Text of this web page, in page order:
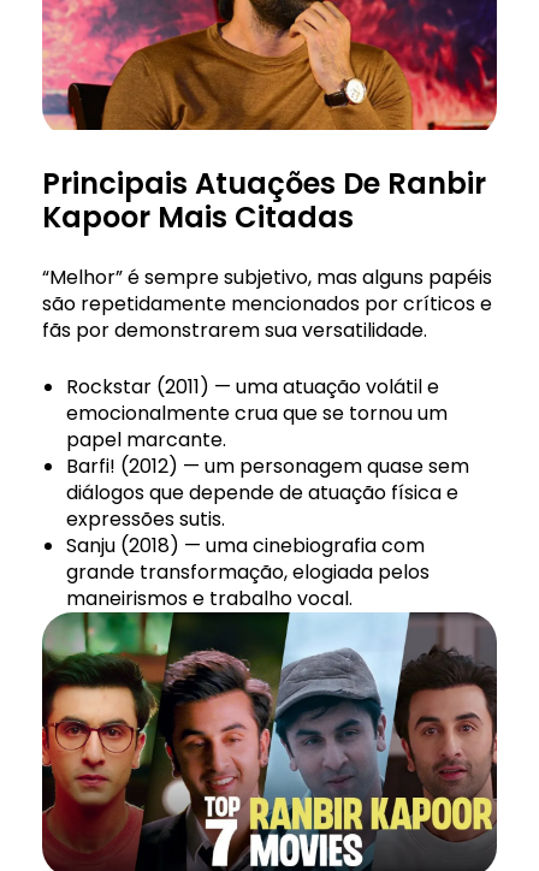
Principais Atuações De Ranbir
Kapoor Mais Citadas
“Melhor” é sempre subjetivo, mas alguns papéis
são repetidamente mencionados por críticos e
fãs por demonstrarem sua versatilidade.
Rockstar (2011) — uma atuação volátil e
emocionalmente crua que se tornou um
papel marcante.
Barfi! (2012) — um personagem quase sem
diálogos que depende de atuação física e
expressões sutis.
Sanju (2018) — uma cinebiografia com
grande transformação, elogiada pelos
maneirismos e trabalho vocal.